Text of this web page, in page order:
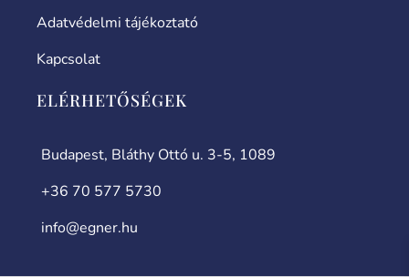
Adatvédelmi tájékoztató
Kapcsolat
ELÉRHETŐSÉGEK
Budapest, Bláthy Ottó u. 3-5, 1089
+36 70 577 5730
info@egner.hu